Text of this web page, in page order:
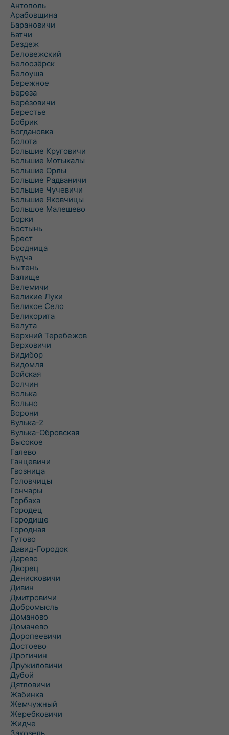
Антополь
Арабовщина
Барановичи
Батчи
Бездеж
Беловежский
Белоозёрск
Белоуша
Бережное
Береза
Берёзовичи
Берестье
Бобрик
Богдановка
Болота
Большие Круговичи
Большие Мотыкалы
Большие Орлы
Большие Радваничи
Большие Чучевичи
Большие Яковчицы
Большое Малешево
Борки
Бостынь
Брест
Бродница
Будча
Бытень
Валище
Велемичи
Великие Луки
Великое Село
Великорита
Велута
Верхний Теребежов
Верховичи
Видибор
Видомля
Войская
Волчин
Волька
Вольно
Ворони
Вулька-2
Вулька-Обровская
Высокое
Галево
Ганцевичи
Гвозница
Головчицы
Гончары
Горбаха
Городец
Городище
Городная
Гутово
Давид-Городок
Дарево
Дворец
Денисковичи
Дивин
Дмитровичи
Добромысль
Доманово
Домачево
Доропеевичи
Достоево
Дрогичин
Дружиловичи
Дубой
Дятловичи
Жабинка
Жемчужный
Жеребковичи
Жидче